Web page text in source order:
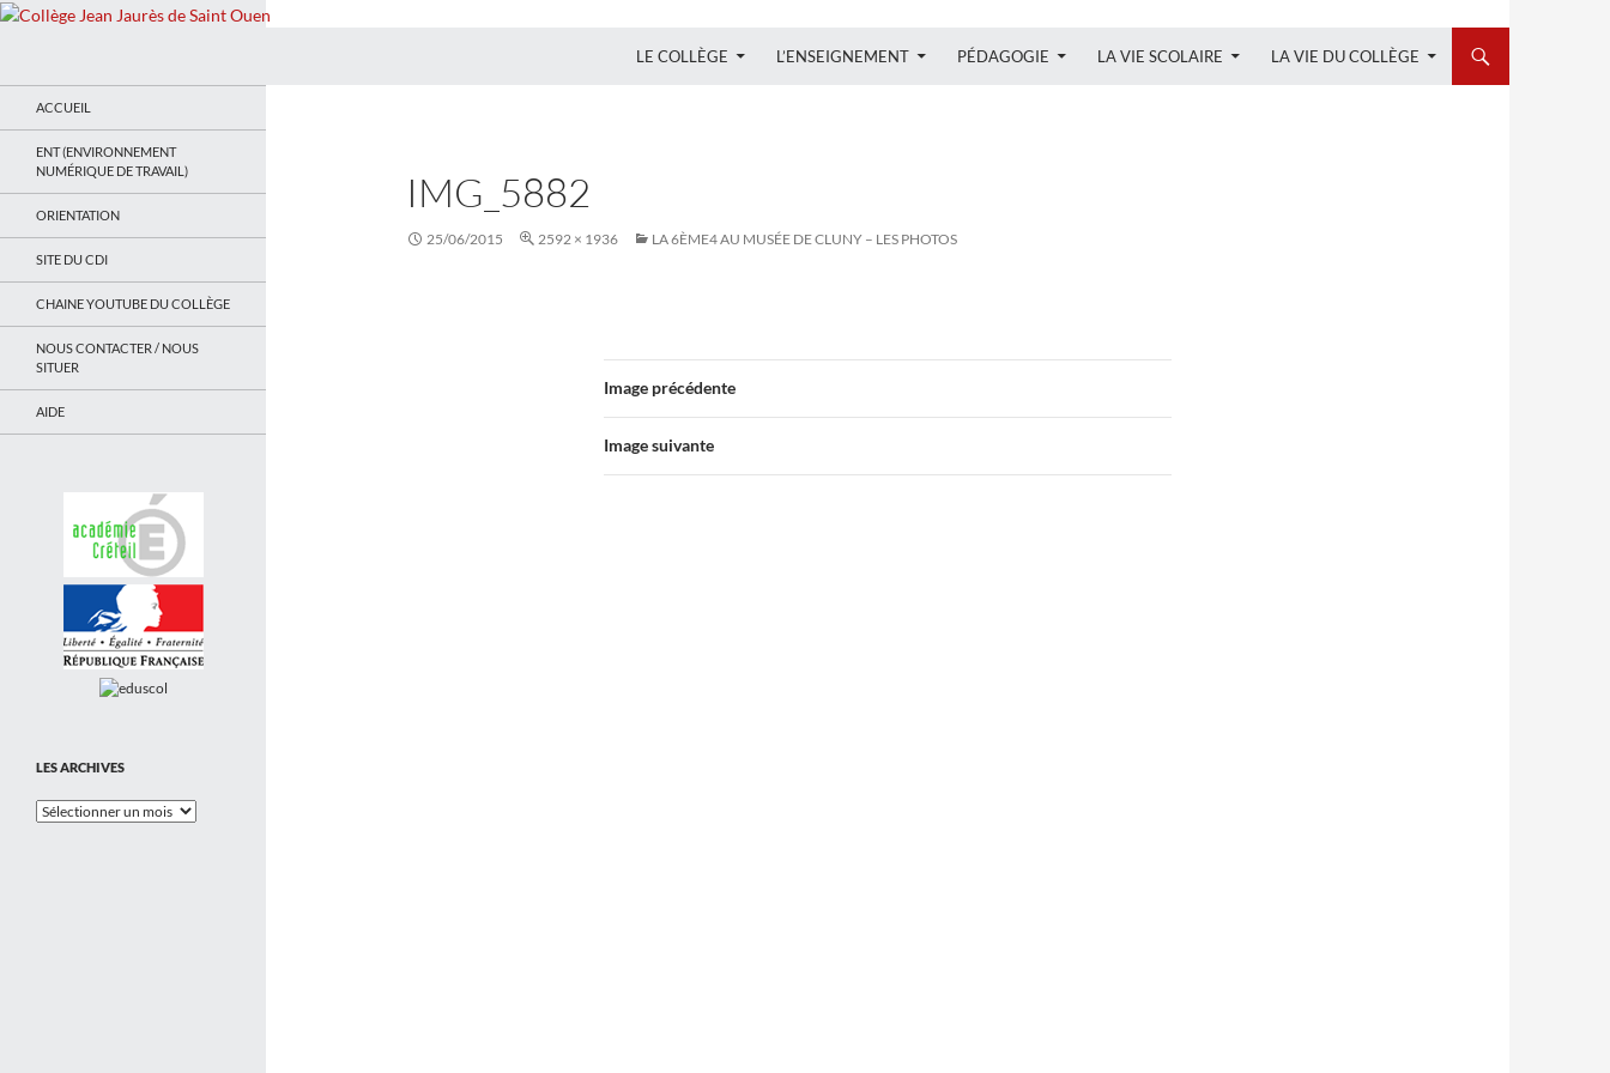
LE COLLÈGE L’ENSEIGNEMENT PÉDAGOGIE LA VIE SCOLAIRE LA VIE DU COLLÈGE
IMG_5882
25/06/2015 2592 × 1936 LA 6ÈME4 AU MUSÉE DE CLUNY – LES PHOTOS
Image précédente
Image suivante
ACCUEIL
ENT (ENVIRONNEMENT
NUMÉRIQUE DE TRAVAIL)
ORIENTATION
SITE DU CDI
CHAINE YOUTUBE DU COLLÈGE
NOUS CONTACTER / NOUS
SITUER
AIDE
LES ARCHIVES
Les